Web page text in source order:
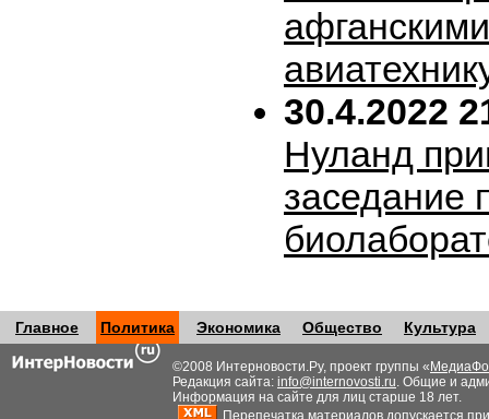
30.4.2022
Нуланд
заседание
Главное Политика Экономика Общество Культура
©2008 Интерновости.Ру, проект группы «
Редакция сайта: info@internovosti.ru. Общие и
Информация на сайте для лиц старше 18 лет.
Перепечатка материалов допускается